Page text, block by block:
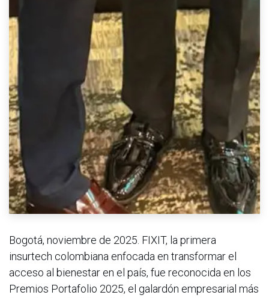
Bogotá, noviembre de 2025. FIXIT, la primera
insurtech colombiana enfocada en transformar el
acceso al bienestar en el país, fue reconocida en los
Premios Portafolio 2025, el galardón empresarial más